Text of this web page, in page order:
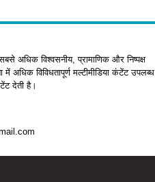
अधिक विश्वसनीय, प्रामाणिक और निष्पक्ष
अधिक विविधतापूर्ण मल्टीमीडिया कंटेंट उपलब्ध
देती है।